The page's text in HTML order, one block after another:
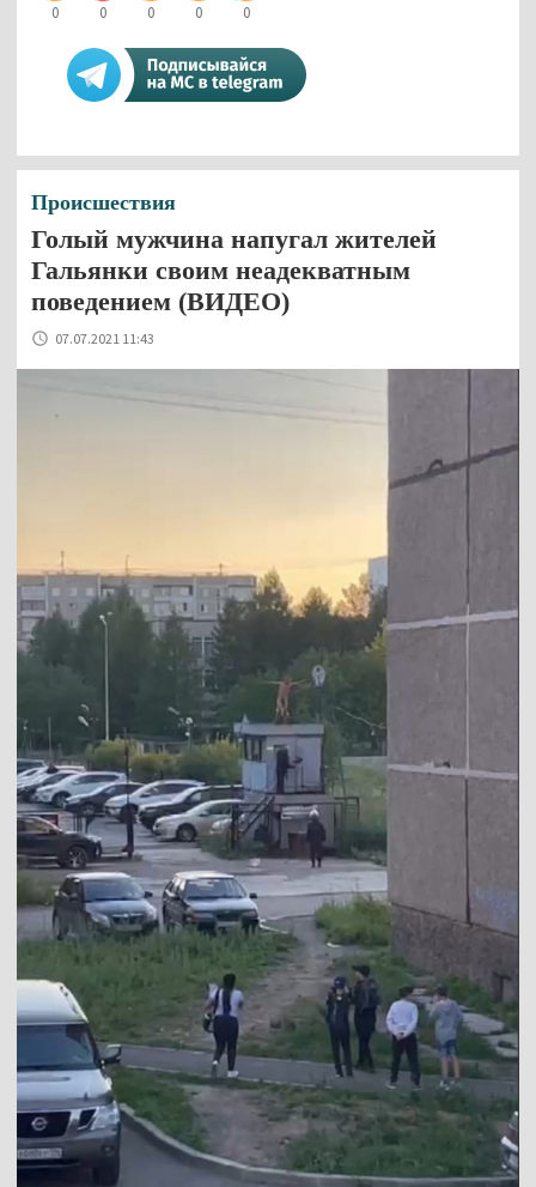
0 0 0 0 0
Происшествия
Голый мужчина напугал жителей
Гальянки своим неадекватным
поведением (ВИДЕО)
07.07.2021 11:43